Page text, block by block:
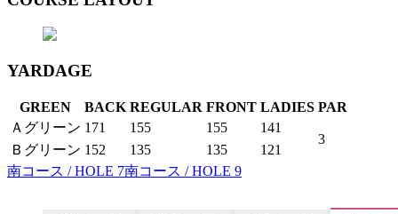
YARDAGE
GREEN BACK REGULAR FRONT LADIES PAR
Ａグリーン 171 155 155 141
3
Ｂグリーン 152 135 135
121
南コース / HOLE 7南コース / HOLE 9